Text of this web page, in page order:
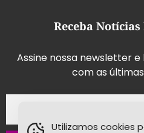
Receba
Assine nossa newsletter
com as
Utilizamos cookies